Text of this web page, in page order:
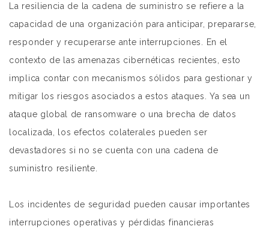
La resiliencia de la cadena de suministro se refiere a la
capacidad de una organización para anticipar, prepararse,
responder y recuperarse ante interrupciones. En el
contexto de las amenazas cibernéticas recientes, esto
implica contar con mecanismos sólidos para gestionar y
mitigar los riesgos asociados a estos ataques. Ya sea un
ataque global de ransomware o una brecha de datos
localizada, los efectos colaterales pueden ser
devastadores si no se cuenta con una cadena de
suministro resiliente.
Los incidentes de seguridad pueden causar importantes
interrupciones operativas y pérdidas financieras